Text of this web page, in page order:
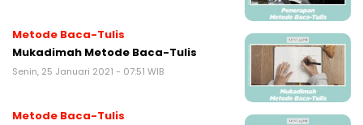
Metode Baca-Tulis
Mukadimah Metode Baca-Tulis
Senin, 25 Januari 2021 - 07:51 WIB
Metode Baca-Tulis